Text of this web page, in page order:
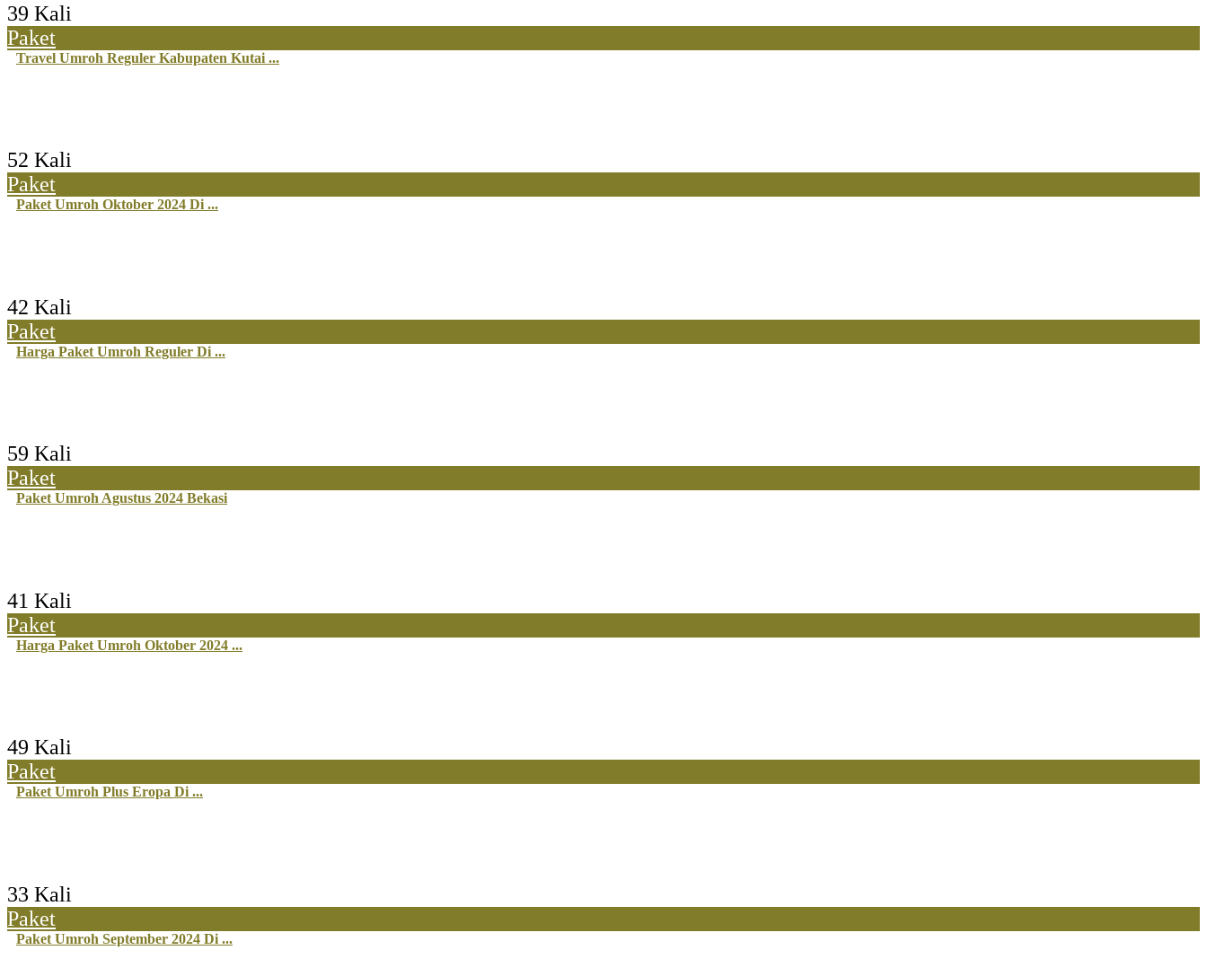
39 Kali
Paket
Travel Umroh Reguler Kabupaten Kutai ...
52 Kali
Paket
Paket Umroh Oktober 2024 Di ...
42 Kali
Paket
Harga Paket Umroh Reguler Di ...
59 Kali
Paket
Paket Umroh Agustus 2024 Bekasi
41 Kali
Paket
Harga Paket Umroh Oktober 2024 ...
49 Kali
Paket
Paket Umroh Plus Eropa Di ...
33 Kali
Paket
Paket Umroh September 2024 Di ...